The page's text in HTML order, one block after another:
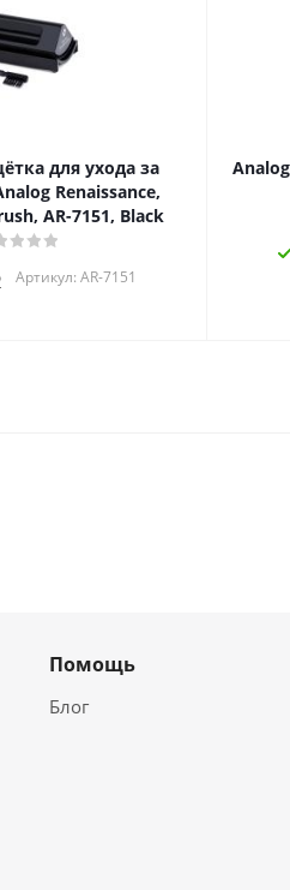
для ухода за
Renaissance,
AR-7151, Black
Артикул: AR-7151
Помощь
Блог